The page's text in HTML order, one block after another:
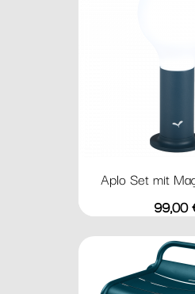
Aplo Set mit
Preis
99,00